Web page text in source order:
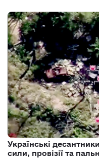
Українські
сили, провізії та